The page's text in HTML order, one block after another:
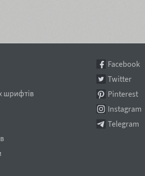
шрифтів
Facebook
Twitter
Pinterest
Instagram
Telegram